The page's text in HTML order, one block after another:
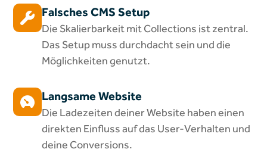
Falsches CMS Setup
Die Skalierbarkeit mit Collections ist zentral.
Das Setup muss durchdacht sein und die
Möglichkeiten genutzt.
Langsame Website
Die Ladezeiten deiner Website haben einen
direkten Einfluss auf das User-Verhalten und
deine Conversions.